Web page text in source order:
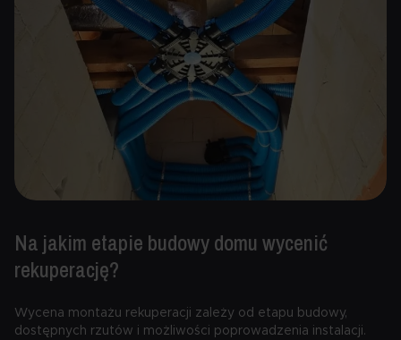
Na jakim etapie budowy domu wycenić
rekuperację?
Wycena montażu rekuperacji zależy od etapu budowy,
dostępnych rzutów i możliwości poprowadzenia instalacji.